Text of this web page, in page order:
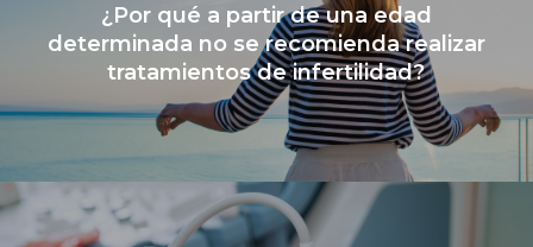
¿Por qué a partir de una edad
determinada no se recomienda realizar
tratamientos de infertilidad?